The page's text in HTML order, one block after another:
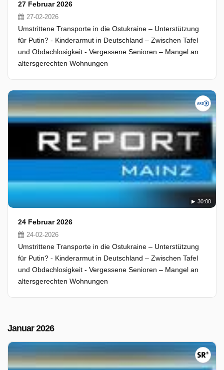
27 Februar 2026
27-02-2026
Umstrittene Transporte in die Ostukraine – Unterstützung
für Putin? - Kinderarmut in Deutschland – Zwischen Tafel
und Obdachlosigkeit - Vergessene Senioren – Mangel an
altersgerechten Wohnungen
30:00
24 Februar 2026
24-02-2026
Umstrittene Transporte in die Ostukraine – Unterstützung
für Putin? - Kinderarmut in Deutschland – Zwischen Tafel
und Obdachlosigkeit - Vergessene Senioren – Mangel an
altersgerechten Wohnungen
Januar 2026